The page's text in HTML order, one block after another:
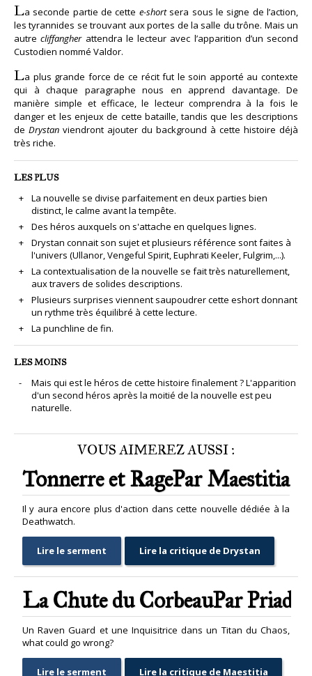
La seconde partie de cette e-shortsera sous le signe de l’action,
les tyrannides se trouvant aux portes de la salle du trône. Mais un
autrecliffangherattendra le lecteur avec l’apparition d’un second
Custodien nommé Valdor.
La plus grande force de ce récit fut le soin apporté au contexte
qui à chaque paragraphe nous en apprend davantage. De
manière simple et efficace, le lecteur comprendra à la fois le
danger et les enjeux de cette bataille, tandis que les descriptions
de Drystan viendront ajouter du background à cette histoire déjà
très riche.
LES PLUS
La nouvelle se divise parfaitement en deux parties bien
distinct, le calme avant la tempête.
Des héros auxquels on s'attache en quelques lignes.
Drystan connait son sujet et plusieurs référence sont faites à
l'univers (Ullanor, Vengeful Spirit, Euphrati Keeler, Fulgrim,...).
La contextualisation de la nouvelle se fait très naturellement,
aux travers de solides descriptions.
Plusieurs surprises viennent saupoudrer cette eshort donnant
un rythme très équilibré à cette lecture.
La punchline de fin.
LES MOINS
Mais qui est le héros de cette histoire finalement ? L'apparition
d'un second héros après la moitié de la nouvelle est peu
naturelle.
VOUS AIMEREZ AUSSI :
Tonnerre et RagePar Maestitia
Il y aura encore plus d'action dans cette nouvelle dédiée à la
Deathwatch.
Lire le serment Lire la critique de Drystan
La Chute du CorbeauPar Priad
Un Raven Guard et une Inquisitrice dans un Titan du Chaos,
what could go wrong?
Lire le serment Lire la critique de Maestitia